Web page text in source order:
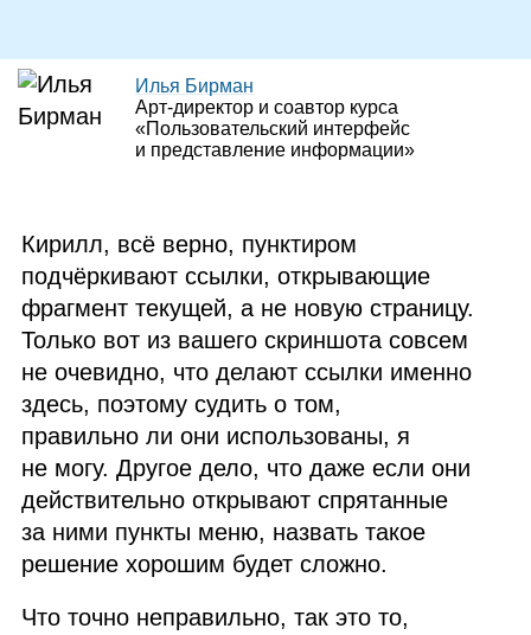
Илья Бирман
Арт‑директор и соавтор курса
«Пользовательский интерфейс
и представление информации»
Кирилл, всё верно, пунктиром
подчёркивают ссылки, открывающие
фрагмент текущей, а не новую страницу.
Только вот из вашего скриншота совсем
не очевидно, что делают ссылки именно
здесь, поэтому судить о том,
правильно ли они использованы, я
не могу. Другое дело, что даже если они
действительно открывают спрятанные
за ними пункты меню, назвать такое
решение хорошим будет сложно.
Что точно неправильно, так это то,